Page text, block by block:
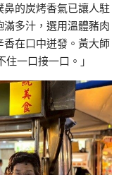
的炭烤香氣已讓人駐
多汁，選用溫體豬肉
在口中迸發。黃大師
一口接一口。」